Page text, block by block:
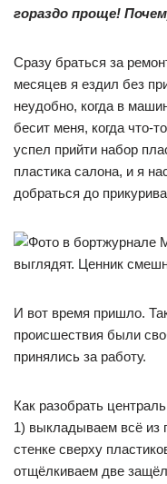
гораздо проще!
Сразу браться за
месяцев я ездил без
неудобно, когда в
бесит меня, когда что-
успел прийти набор
пластика салона, и я
добраться до
выглядят. Ценник
И вот время пришло.
происшествия были
принялись за работу.
Как разобрать
1) выкладываем всё из
стенке сверху
отщёлкиваем две